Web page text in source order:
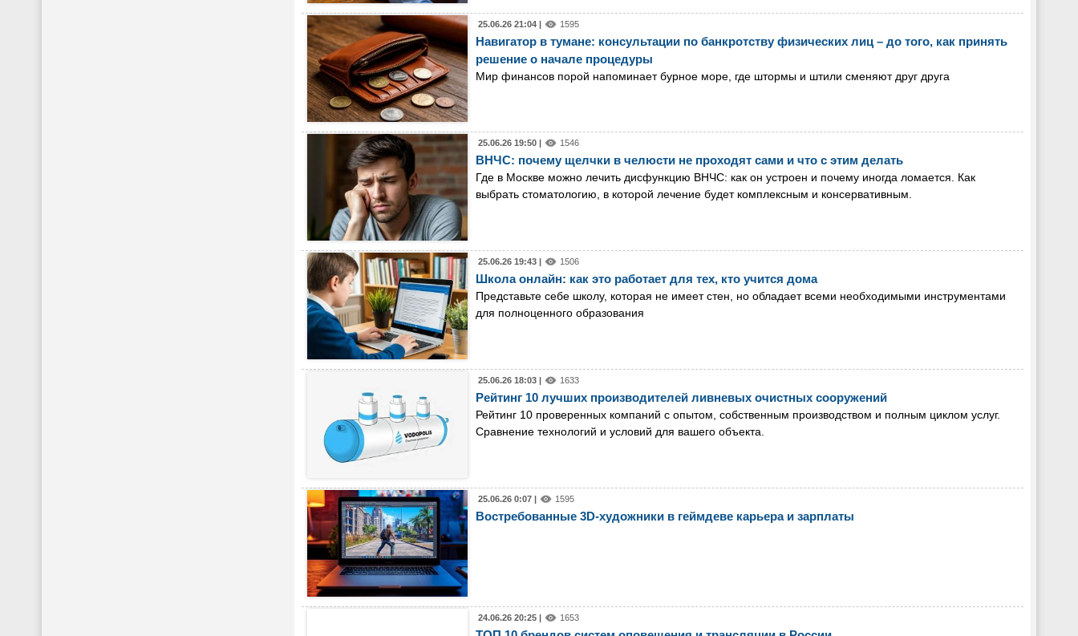
25.06.26 21:04 | 1595
Навигатор в тумане: консультации по банкротству физических лиц – до того, как принять
решение о начале процедуры
Мир финансов порой напоминает бурное море, где штормы и штили сменяют друг друга
25.06.26 19:50 | 1546
ВНЧС: почему щелчки в челюсти не проходят сами и что с этим делать
Где в Москве можно лечить дисфункцию ВНЧС: как он устроен и почему иногда ломается. Как
выбрать стоматологию, в которой лечение будет комплексным и консервативным.
25.06.26 19:43 | 1506
Школа онлайн: как это работает для тех, кто учится дома
Представьте себе школу, которая не имеет стен, но обладает всеми необходимыми инструментами
для полноценного образования
25.06.26 18:03 | 1633
Рейтинг 10 лучших производителей ливневых очистных сооружений
Рейтинг 10 проверенных компаний с опытом, собственным производством и полным циклом услуг.
Сравнение технологий и условий для вашего объекта.
25.06.26 0:07 | 1595
Востребованные 3D-художники в геймдеве карьера и зарплаты
24.06.26 20:25 | 1653